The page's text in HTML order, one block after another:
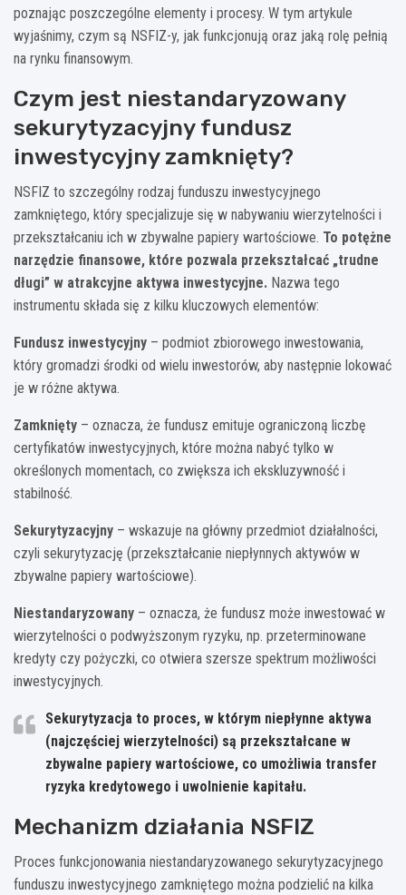
poznając poszczególne elementy i procesy. W tym artykule
wyjaśnimy, czym są NSFIZ-y, jak funkcjonują oraz jaką rolę pełnią
na rynku finansowym.
Czym jest niestandaryzowany
sekurytyzacyjny fundusz
inwestycyjny zamknięty?
NSFIZ to szczególny rodzaj funduszu inwestycyjnego
zamkniętego, który specjalizuje się w nabywaniu wierzytelności i
przekształcaniu ich w zbywalne papiery wartościowe. To potężne
narzędzie finansowe, które pozwala przekształcać „trudne
długi” w atrakcyjne aktywa inwestycyjne. Nazwa tego
instrumentu składa się z kilku kluczowych elementów:
Fundusz inwestycyjny – podmiot zbiorowego inwestowania,
który gromadzi środki od wielu inwestorów, aby następnie lokować
je w różne aktywa.
Zamknięty – oznacza, że fundusz emituje ograniczoną liczbę
certyfikatów inwestycyjnych, które można nabyć tylko w
określonych momentach, co zwiększa ich ekskluzywność i
stabilność.
Sekurytyzacyjny – wskazuje na główny przedmiot działalności,
czyli sekurytyzację (przekształcanie niepłynnych aktywów w
zbywalne papiery wartościowe).
Niestandaryzowany – oznacza, że fundusz może inwestować w
wierzytelności o podwyższonym ryzyku, np. przeterminowane
kredyty czy pożyczki, co otwiera szersze spektrum możliwości
inwestycyjnych.
Sekurytyzacja to proces, w którym niepłynne aktywa
(najczęściej wierzytelności) są przekształcane w
zbywalne papiery wartościowe, co umożliwia transfer
ryzyka kredytowego i uwolnienie kapitału.
Mechanizm działania NSFIZ
Proces funkcjonowania niestandaryzowanego sekurytyzacyjnego
funduszu inwestycyjnego zamkniętego można podzielić na kilka